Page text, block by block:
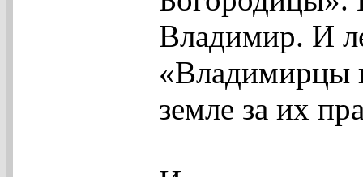
Владимир. И
«Владимирцы
земле за их